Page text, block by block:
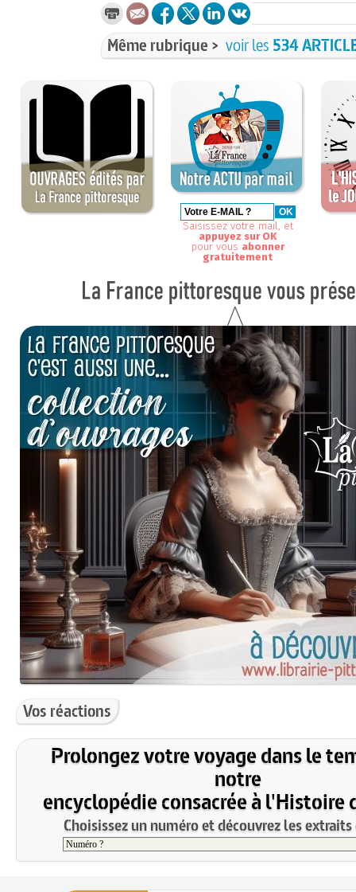
Même rubrique > voir les 534
Saisissez votre mail, et
appuyez sur OK
pour vous abonner
gratuitement
Vos réactions
Prolongez votre voyage dans le
notre
encyclopédie consacrée à l'Histoire
Choisissez un numéro et découvrez les